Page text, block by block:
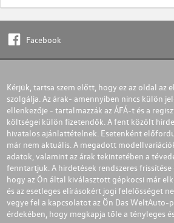
Facebook
Kérjük, tartsa szem előtt, hogy ez az oldal az
szolgálja. Az árak- amennyiben nincs külön
ellenkezője - tartalmazzák az ÁFÁ-t és a
költségei külön fizetendők. A fent közölt
hivatalos ajánlattételnek. Esetenként
már nem aktuális. A megadott
adatok, valamint az árak tekintetében a
fenntartjuk. A hirdetések rendszeres
hogy az Ön által kiválasztott gépkocsi már
és az esetleges elírásokért jogi felelősséget
vegye fel a kapcsolatot az Ön Das WeltAuto-
érdekében, hogy megkapja tőle a tényleges